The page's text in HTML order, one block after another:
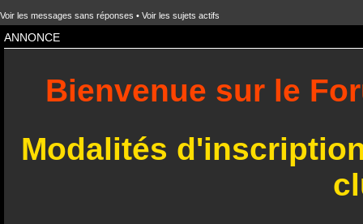
Voir les messages sans réponses • Voir les sujets actifs
ANNONCE
Bienvenue sur le
Modalités